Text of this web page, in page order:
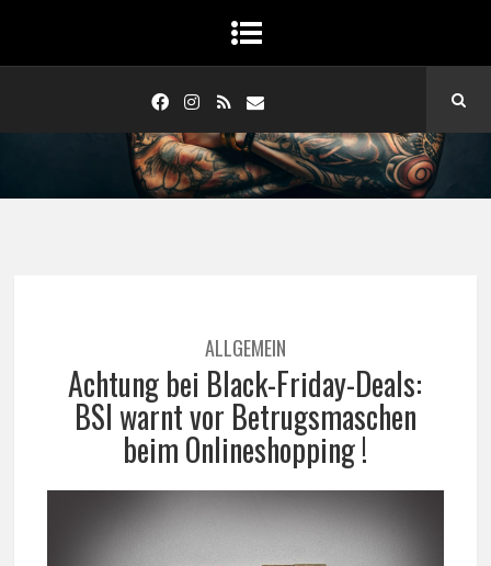
ALLGEMEIN
Achtung bei Black-Friday-Deals:
BSI warnt vor Betrugsmaschen
beim Onlineshopping !